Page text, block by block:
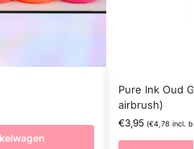
Pure Ink Oud
airbrush)
€3,95 (€4,78 incl.